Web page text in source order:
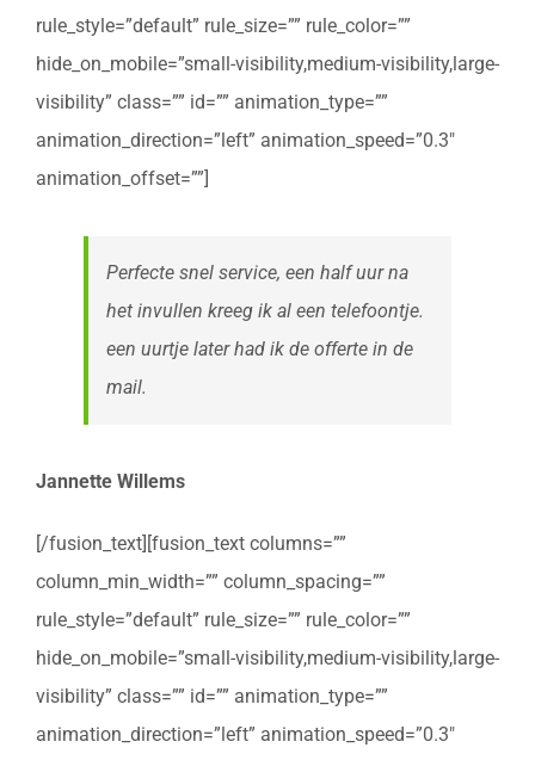
rule_style=”default” rule_size=”” rule_color=””
hide_on_mobile=”small-visibility,medium-visibility,large-
visibility” class=”” id=”” animation_type=””
animation_direction=”left” animation_speed=”0.3″
animation_offset=””]
Perfecte snel service, een half uur na
het invullen kreeg ik al een telefoontje.
een uurtje later had ik de offerte in de
mail.
Jannette Willems
[/fusion_text][fusion_text columns=””
column_min_width=”” column_spacing=””
rule_style=”default” rule_size=”” rule_color=””
hide_on_mobile=”small-visibility,medium-visibility,large-
visibility” class=”” id=”” animation_type=””
animation_direction=”left” animation_speed=”0.3″